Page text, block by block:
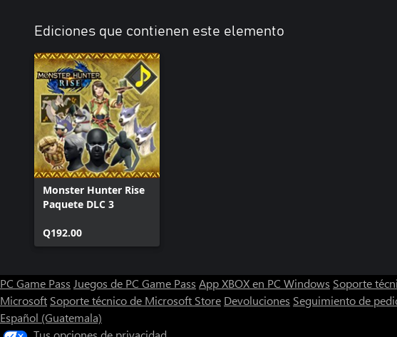
Ediciones que contienen este elemento
Monster Hunter Rise
Paquete DLC 3
Q192.00
PC Game Pass Juegos de PC Game Pass App XBOX en PC Windows Soporte
Microsoft Soporte técnico de Microsoft Store Devoluciones Seguimiento de
Español (Guatemala)